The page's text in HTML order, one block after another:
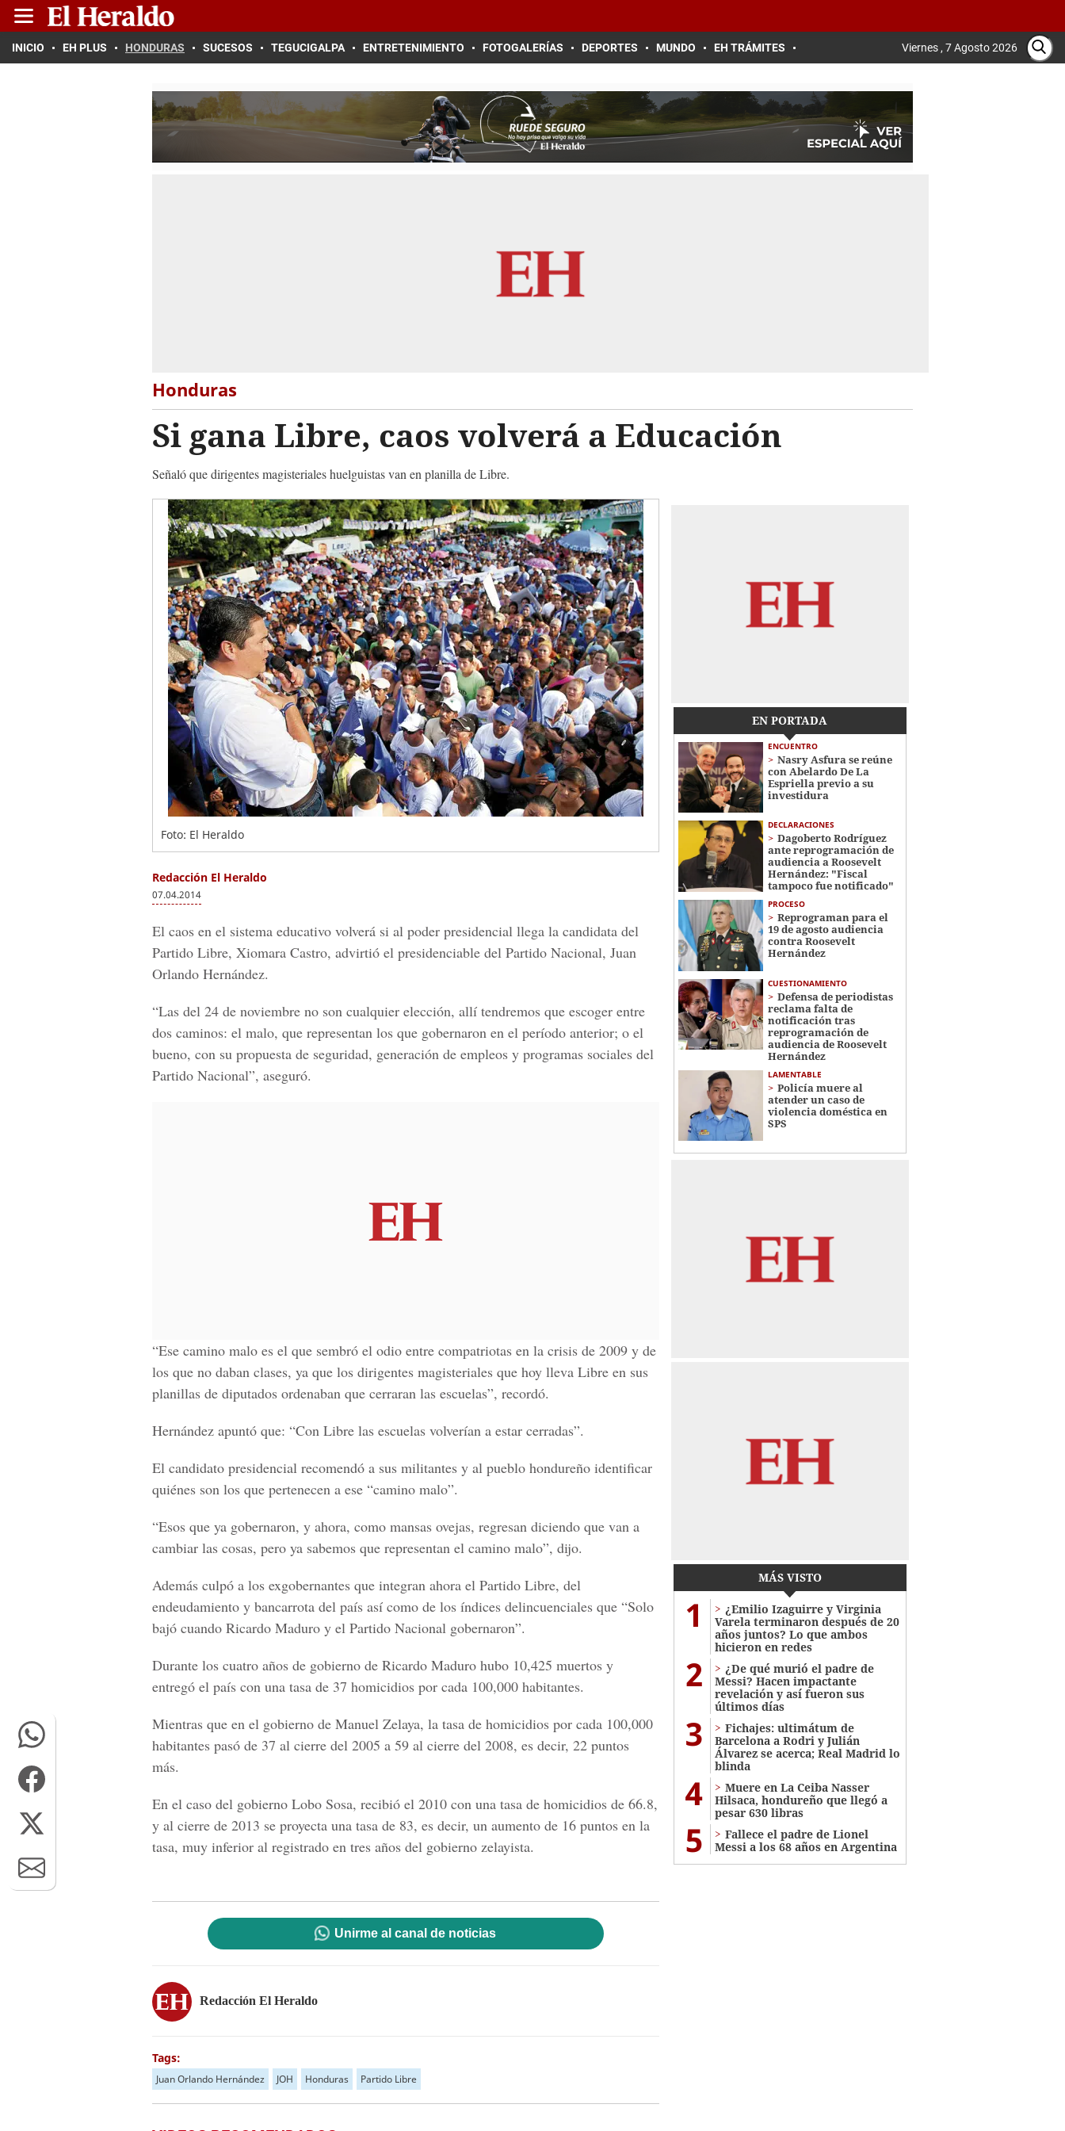
INICIO EH PLUS HONDURAS SUCESOS TEGUCIGALPA ENTRETENIMIENTO FOTOGALERÍAS DEPORTES MUNDO EH TRÁMITES Viernes , 7 Agosto 2026
Honduras
Si gana Libre, caos volverá a Educación
Señaló que dirigentes magisteriales huelguistas van en planilla de Libre.
Foto: El Heraldo
Redacción El Heraldo
07.04.2014
El caos en el sistema educativo volverá si al poder presidencial llega la candidata del
Partido Libre, Xiomara Castro, advirtió el presidenciable del Partido Nacional, Juan
Orlando Hernández.
“Las del 24 de noviembre no son cualquier elección, allí tendremos que escoger entre
dos caminos: el malo, que representan los que gobernaron en el período anterior; o el
bueno, con su propuesta de seguridad, generación de empleos y programas sociales del
Partido Nacional”, aseguró.
“Ese camino malo es el que sembró el odio entre compatriotas en la crisis de 2009 y de
los que no daban clases, ya que los dirigentes magisteriales que hoy lleva Libre en sus
planillas de diputados ordenaban que cerraran las escuelas”, recordó.
Hernández apuntó que: “Con Libre las escuelas volverían a estar cerradas”.
El candidato presidencial recomendó a sus militantes y al pueblo hondureño identificar
quiénes son los que pertenecen a ese “camino malo”.
“Esos que ya gobernaron, y ahora, como mansas ovejas, regresan diciendo que van a
cambiar las cosas, pero ya sabemos que representan el camino malo”, dijo.
Además culpó a los exgobernantes que integran ahora el Partido Libre, del
endeudamiento y bancarrota del país así como de los índices delincuenciales que “Solo
bajó cuando Ricardo Maduro y el Partido Nacional gobernaron”.
Durante los cuatro años de gobierno de Ricardo Maduro hubo 10,425 muertos y
entregó el país con una tasa de 37 homicidios por cada 100,000 habitantes.
Mientras que en el gobierno de Manuel Zelaya, la tasa de homicidios por cada 100,000
habitantes pasó de 37 al cierre del 2005 a 59 al cierre del 2008, es decir, 22 puntos
más.
En el caso del gobierno Lobo Sosa, recibió el 2010 con una tasa de homicidios de 66.8,
y al cierre de 2013 se proyecta una tasa de 83, es decir, un aumento de 16 puntos en la
tasa, muy inferior al registrado en tres años del gobierno zelayista.
Unirme al canal de noticias
Redacción El Heraldo
Tags:
Juan Orlando Hernández JOH Honduras Partido Libre
EN PORTADA
ENCUENTRO
Nasry Asfura se reúne
con Abelardo De La
Espriella previo a su
investidura
DECLARACIONES
Dagoberto Rodríguez
ante reprogramación de
audiencia a Roosevelt
Hernández: "Fiscal
tampoco fue notificado"
PROCESO
Reprograman para el
19 de agosto audiencia
contra Roosevelt
Hernández
CUESTIONAMIENTO
Defensa de periodistas
reclama falta de
notificación tras
reprogramación de
audiencia de Roosevelt
Hernández
LAMENTABLE
Policía muere al
atender un caso de
violencia doméstica en
SPS
MÁS VISTO
1
¿Emilio Izaguirre y Virginia
Varela terminaron después de 20
años juntos? Lo que ambos
hicieron en redes
2
¿De qué murió el padre de
Messi? Hacen impactante
revelación y así fueron sus
últimos días
3
Fichajes: ultimátum de
Barcelona a Rodri y Julián
Álvarez se acerca; Real Madrid lo
blinda
4
Muere en La Ceiba Nasser
Hilsaca, hondureño que llegó a
pesar 630 libras
5
Fallece el padre de Lionel
Messi a los 68 años en Argentina